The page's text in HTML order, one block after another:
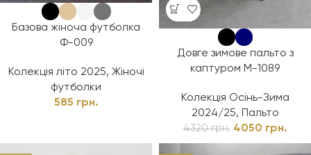
Базова жіноча футболка
Ф-009
Колекція літо 2025, Жіночі
футболки
585 грн.
Довге зимове пальто з
каптуром М-1089
Колекція Осінь-Зима
2024/25, Пальто
4320грн. 4050 грн.